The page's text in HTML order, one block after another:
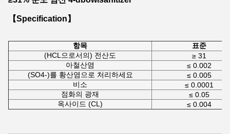
【Specification】
항목
표준
(HCL으로서의) 전산도
≥ 31
아철산염
≤ 0.002
(SO4-)를 황산염으로 처리하세요
≤ 0.005
비소
≤ 0.0001
점화의 광재
≤ 0.05
옥사이드 (CL)
≤ 0.004